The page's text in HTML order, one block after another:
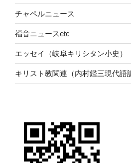
チャペルニュース
福音ニュースetc
エッセイ（岐阜キリシタン小史）
キリスト教関連（内村鑑三現代語